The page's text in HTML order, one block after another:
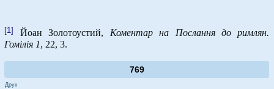
[1] Йоан Золотоустий, Коментар на Послання до римлян.
Гомілія 1, 22, 3.
769
Друк